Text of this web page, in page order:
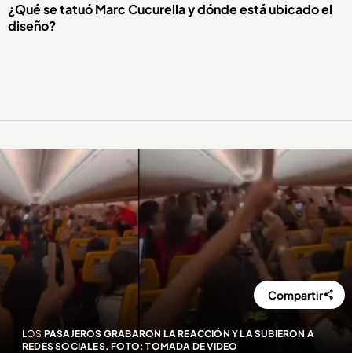
¿Qué se tatuó Marc Cucurella y dónde está ubicado el
diseño?
LOS PASAJEROS GRABARON LA REACCIÓN Y LA SUBIERON A
REDES SOCIALES. FOTO: TOMADA DE VIDEO
Compartir